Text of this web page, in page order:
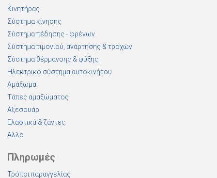
Κινητήρας
Σύστημα κίνησης
Σύστημα πέδησης - φρένων
Σύστημα τιμονιού, ανάρτησης & τροχών
Σύστημα θέρμανσης & ψύξης
Ηλεκτρικό σύστημα αυτοκινήτου
Αμάξωμα
Τάπες αμαξώματος
Αξεσουάρ
Ελαστικά & ζάντες
Άλλο
Πληρωμές
Τρόποι παραγγελίας